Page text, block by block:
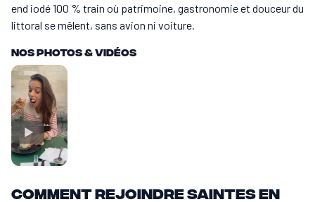
end iodé 100 % train où patrimoine, gastronomie et douceur du
littoral se mêlent, sans avion ni voiture.
Nos Photos & vidéos
Comment rejoindre Saintes en